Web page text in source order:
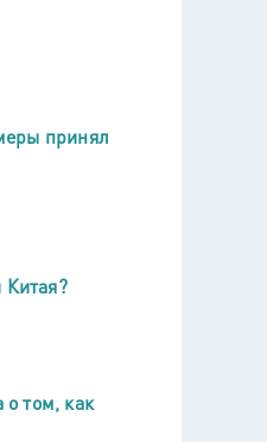
принял
том, как